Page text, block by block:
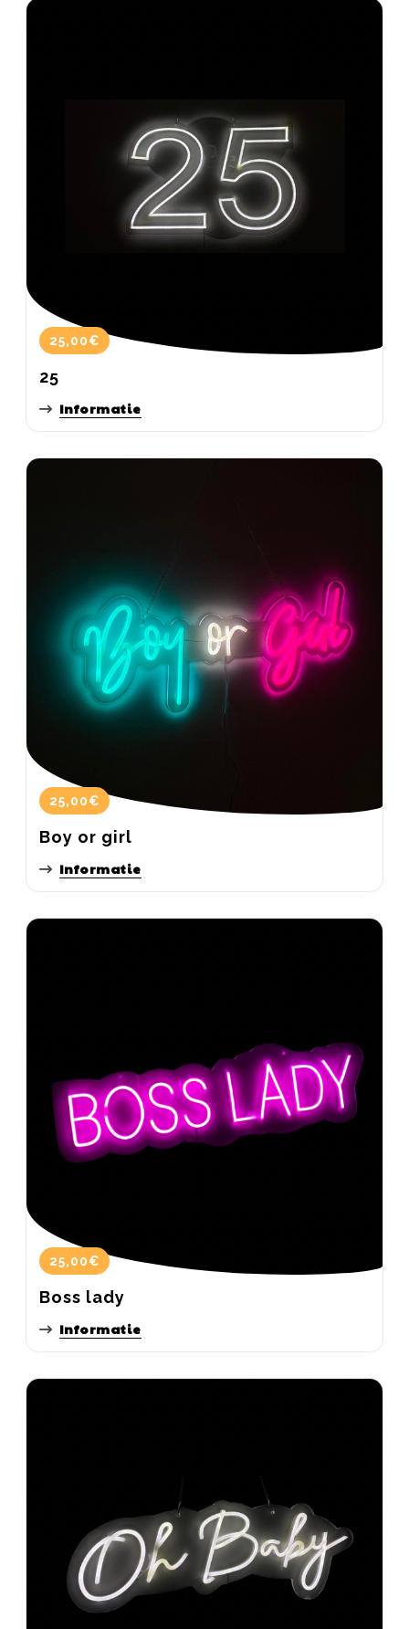
25,00€
25
Informatie
25,00€
Boy or girl
Informatie
25,00€
Boss lady
Informatie